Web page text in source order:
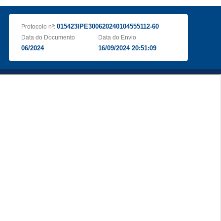
Protocolo nº: 015423IPE300620240104555112-60
Data do Documento
06/2024
Data do Envio
16/09/2024 20:51:09